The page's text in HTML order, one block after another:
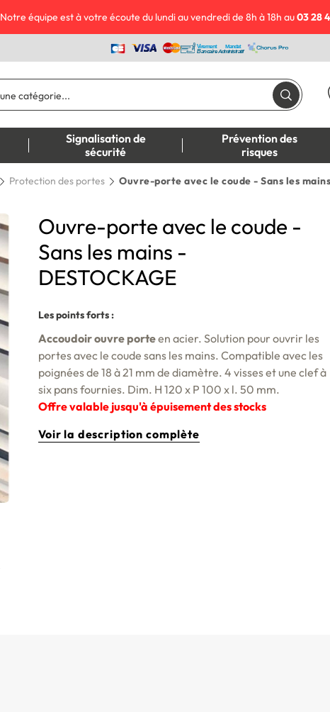
Notre équipe est à votre écoute du lundi au vendredi de 8h à 18h au03 28
Signalisation de
sécurité
Prévention des
risques
Protection des portes Ouvre-porte avec le coude - Sans les
Ouvre-porte avec le coude -
Sans les mains -
DESTOCKAGE
Les points forts :
Accoudoir ouvre porteen acier. Solution pour ouvrir les
portes avec le coude sans les mains. Compatible avec les
poignées de 18 à 21 mm de diamètre. 4 visses et une clef à
six pans fournies. Dim. H 120 x P 100 x l. 50 mm.
Offre valable jusqu'à épuisement des stocks
Voir la description complète